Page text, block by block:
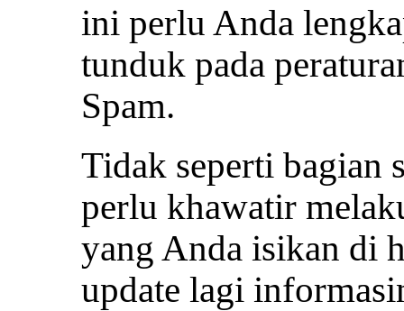
ini perlu Anda
tunduk pada
Spam.
Tidak seperti bagian
perlu khawatir
yang Anda isikan di
update lagi